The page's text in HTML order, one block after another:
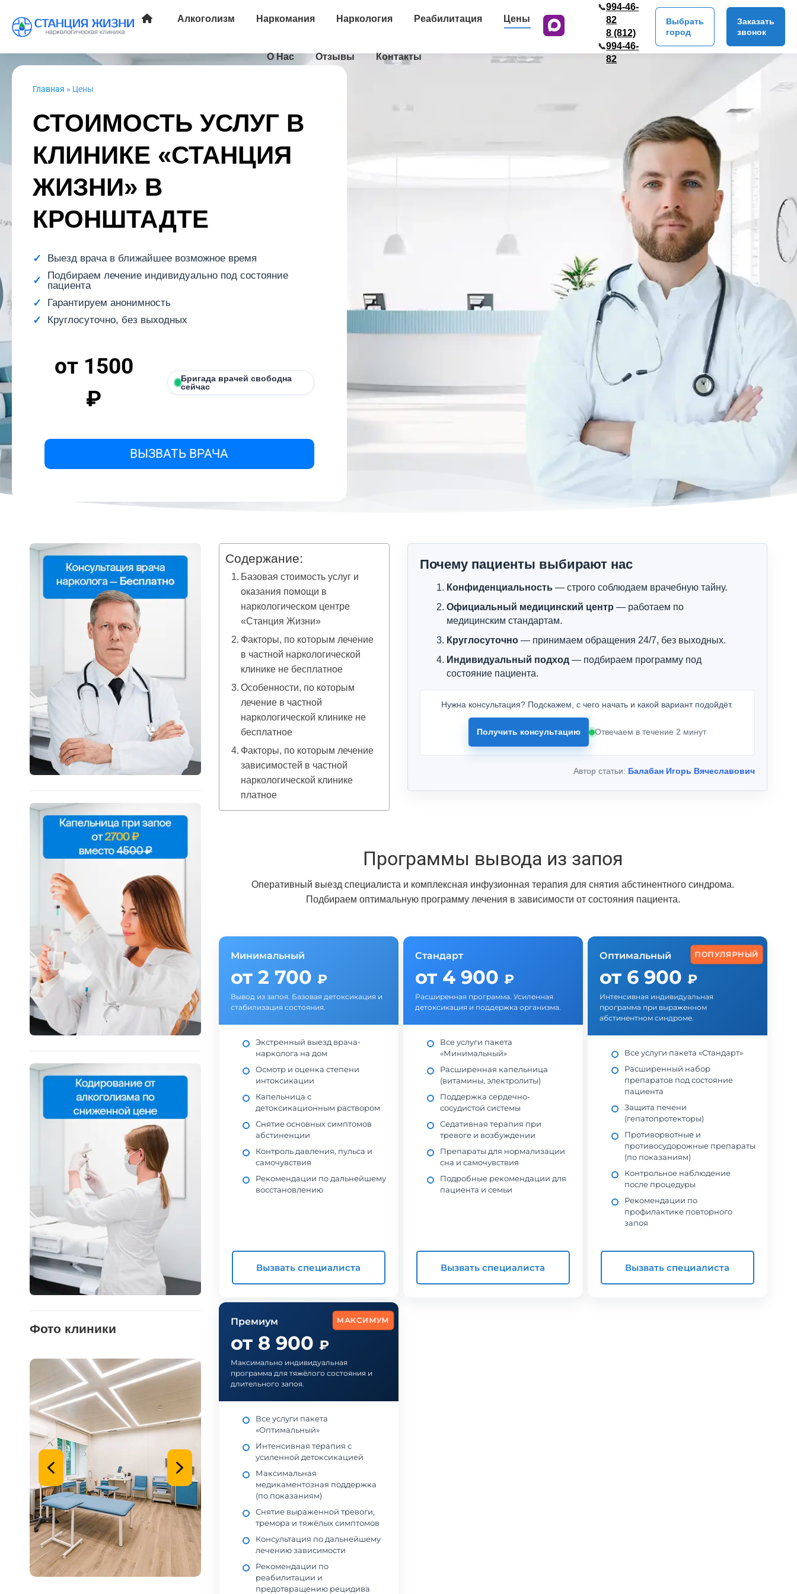
Алкоголизм Наркомания Наркология Реабилитация Цены
О Нас Отзывы Контакты
📞994-46-
82
📞
8 (812)
994-46-
82
Выбрать
город
Заказать
звонок
Главная » Цены
СТОИМОСТЬ УСЛУГ В
КЛИНИКЕ «СТАНЦИЯ
ЖИЗНИ» В
КРОНШТАДТЕ
Выезд врача в ближайшее возможное время
Подбираем лечение индивидуально под состояние
пациента
Гарантируем анонимность
Круглосуточно, без выходных
от 1500
₽
Бригада врачей свободна
сейчас
ВЫЗВАТЬ ВРАЧА
Фото клиники
Содержание:
Базовая стоимость услуг и
оказания помощи в
наркологическом центре
«Станция Жизни»
Факторы, по которым лечение
в частной наркологической
клинике не бесплатное
Особенности, по которым
лечение в частной
наркологической клинике не
бесплатное
Факторы, по которым лечение
зависимостей в частной
наркологической клинике
платное
Почему пациенты выбирают нас
Конфиденциальность— строго соблюдаем врачебную тайну.
Официальный медицинский центр — работаем по
медицинским стандартам.
Круглосуточно— принимаем обращения 24/7, без выходных.
Индивидуальный подход— подбираем программу под
состояние пациента.
Нужна консультация? Подскажем, с чего начать и какой вариант подойдёт.
Получить консультацию Отвечаем в течение 2 минут
Автор статьи: Балабан Игорь Вячеславович
Программы вывода из запоя
Оперативный выезд специалиста и комплексная инфузионная терапия для снятия абстинентного синдрома.
Подбираем оптимальную программу лечения в зависимости от состояния пациента.
Минимальный
от 2 700 ₽
Вывод из запоя. Базовая детоксикация и
стабилизация состояния.
Экстренный выезд врача-
нарколога на дом
Осмотр и оценка степени
интоксикации
Капельница с
детоксикационным раствором
Снятие основных симптомов
абстиненции
Контроль давления, пульса и
самочувствия
Рекомендации по дальнейшему
восстановлению
Вызвать специалиста
Стандарт
от 4 900 ₽
Расширенная программа. Усиленная
детоксикация и поддержка организма.
Все услуги пакета
«Минимальный»
Расширенная капельница
(витамины, электролиты)
Поддержка сердечно-
сосудистой системы
Седативная терапия при
тревоге и возбуждении
Препараты для нормализации
сна и самочувствия
Подробные рекомендации для
пациента и семьи
Вызвать специалиста
ПОПУЛЯРНЫЙ
Оптимальный
от 6 900 ₽
Интенсивная индивидуальная
программа при выраженном
абстинентном синдроме.
Все услуги пакета «Стандарт»
Расширенный набор
препаратов под состояние
пациента
Защита печени
(гепатопротекторы)
Противорвотные и
противосудорожные препараты
(по показаниям)
Контрольное наблюдение
после процедуры
Рекомендации по
профилактике повторного
запоя
Вызвать специалиста
МАКСИМУМ
Премиум
от 8 900 ₽
Максимально индивидуальная
программа для тяжёлого состояния и
длительного запоя.
Все услуги пакета
«Оптимальный»
Интенсивная терапия с
усиленной детоксикацией
Максимальная
медикаментозная поддержка
(по показаниям)
Снятие выраженной тревоги,
тремора и тяжёлых симптомов
Консультация по дальнейшему
лечению зависимости
Рекомендации по
реабилитации и
предотвращению рецидива